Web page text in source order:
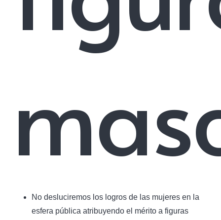
No desluciremos los logros de las mujeres en la
esfera pública atribuyendo el mérito a figuras